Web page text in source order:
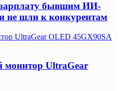
зарплату бывшим ИИ-
не шли к конкурентам
UltraGear OLED 45GX90SA
монитор UltraGear